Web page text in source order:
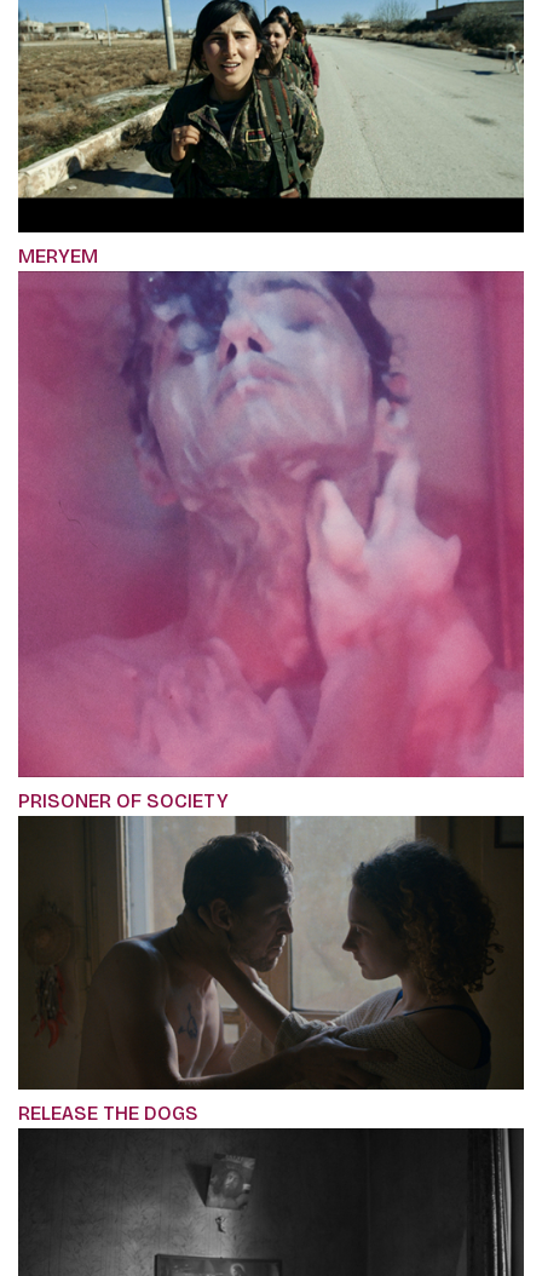
MERYEM
PRISONER OF SOCIETY
RELEASE THE DOGS